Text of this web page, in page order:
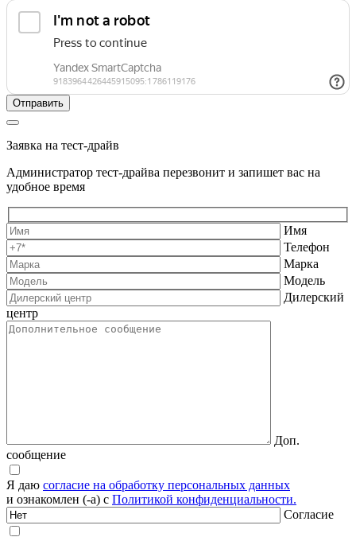
Заявка на тест-драйв
Администратор тест-драйва перезвонит и запишет вас на
удобное время
Имя
Телефон
Марка
Модель
Дилерский
центр
Доп.
сообщение
Я даю согласие на обработку персональных данных
и ознакомлен (-а) с Политикой конфиденциальности.
Согласие